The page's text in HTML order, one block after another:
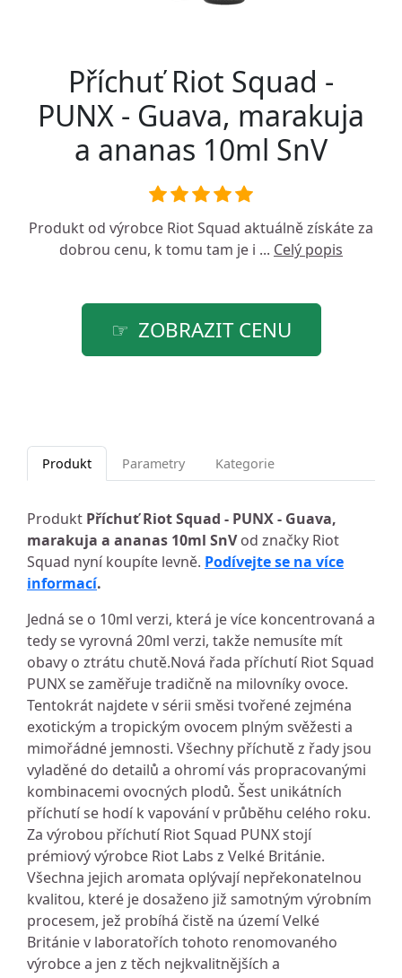
Příchuť Riot Squad -
PUNX - Guava, marakuja
a ananas 10ml SnV
Produkt od výrobce Riot Squad aktuálně získáte za
dobrou cenu, k tomu tam je i ... Celý popis
ZOBRAZIT CENU
Produkt Parametry Kategorie
Produkt Příchuť Riot Squad - PUNX - Guava,
marakuja a ananas 10ml SnVod značky Riot
Squad nyní koupíte levně. Podívejte se na více
informací.
Jedná se o 10ml verzi, která je více koncentrovaná a
tedy se vyrovná 20ml verzi, takže nemusíte mít
obavy o ztrátu chutě.Nová řada příchutí Riot Squad
PUNX se zaměřuje tradičně na milovníky ovoce.
Tentokrát najdete v sérii směsi tvořené zejména
exotickým a tropickým ovocem plným svěžesti a
mimořádné jemnosti. Všechny příchutě z řady jsou
vyladěné do detailů a ohromí vás propracovanými
kombinacemi ovocných plodů. Šest unikátních
příchutí se hodí k vapování v průběhu celého roku.
Za výrobou příchutí Riot Squad PUNX stojí
prémiový výrobce Riot Labs z Velké Británie.
Všechna jejich aromata oplývají nepřekonatelnou
kvalitou, které je dosaženo již samotným výrobním
procesem, jež probíhá čistě na území Velké
Británie v laboratořích tohoto renomovaného
výrobce a jen z těch nejkvalitnějších a